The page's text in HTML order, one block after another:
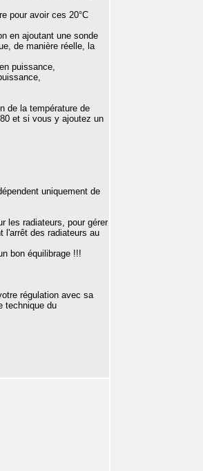
pour avoir ces 20°C
en ajoutant une sonde
de manière réelle, la
puissance,
de la température de
et si vous y ajoutez un
uniquement de
les radiateurs, pour gérer
l'arrêt des radiateurs au
bon équilibrage !!!
régulation avec sa
technique du